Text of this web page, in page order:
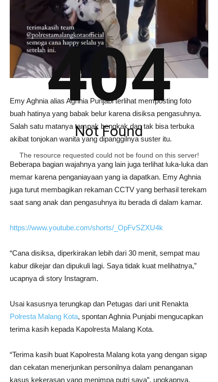
Emy Aghnia alias Aghnia Punjabi terlihat memposting foto
buah hatinya yang babak belur karena disiksa pengasuhnya.
Salah satu matanya tampak bengkak dan tak bisa terbuka
akibat tonjokan wanita yang dipanggilnya suster itu.
Beberapa bagian wajahnya yang lain juga terlihat luka-luka dan
memar karena penganiayaan yang ia dapatkan. Emy Aghnia
juga turut membagikan rekaman CCTV yang berhasil terekam
saat sang anak dan pengasuhnya itu berada di dalam kamar.
https://www.youtube.com/shorts/_OpFvSZXU4k
“Cana disiksa, diperkirakan lebih dari 30 menit, sempat mau
kabur dikejar dan dipukuli lagi. Saya tidak kuat melihatnya,”
ucapnya di story Instagram.
Usai kasusnya terungkap dan Petugas dari unit Renakta
Polresta Malang Kota, spontan Aghnia Punjabi mengucapkan
terima kasih kepada Kapolresta Malang Kota.
“Terima kasih buat Kapolresta Malang kota yang dengan sigap
dan cekatan menerjunkan personilnya dalam penanganan
kasus kekerasan yang menimpa putri saya”, ungkapnya.
404
Not Found
The resource requested could not be found on this server!